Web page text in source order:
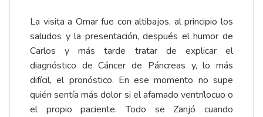
La visita a Omar fue con altibajos, al principio los
saludos y la presentación, después el humor de
Carlos y más tarde tratar de explicar el
diagnóstico de Cáncer de Páncreas y, lo más
difícil, el pronóstico. En ese momento no supe
quién sentía más dolor si el afamado ventrílocuo o
el propio paciente. Todo se Zanjó cuando